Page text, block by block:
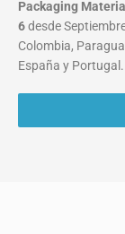
Packaging
6desde
Colombia,
España y Portugal.